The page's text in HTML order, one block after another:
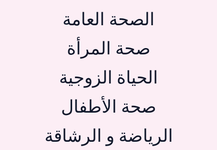
الصحة العامة
صحة المرأة
الحياة الزوجية
صحة الأطفال
الرياضة و الرشاقة